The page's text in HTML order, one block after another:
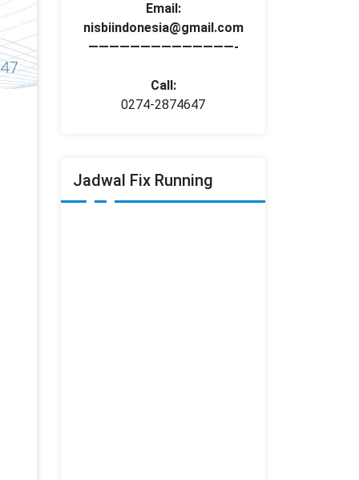
Email:
nisbiindonesia@gmail.com
——————————————-
Call:
0274-2874647
Jadwal Fix Running